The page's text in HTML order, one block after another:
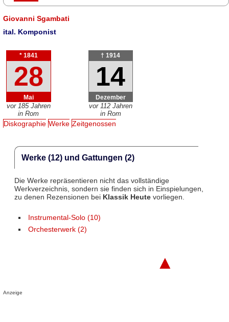
Giovanni Sgambati
ital. Komponist
* 1841
28
Mai
vor 185 Jahren
in Rom
† 1914
14
Dezember
vor 112 Jahren
in Rom
Diskographie Werke Zeitgenossen
Werke (12) und Gattungen (2)
Die Werke repräsentieren nicht das vollständige
Werkverzeichnis, sondern sie finden sich in Einspielungen,
zu denen Rezensionen bei Klassik Heutevorliegen.
Instrumental-Solo (10)
Orchesterwerk (2)
▲
Anzeige